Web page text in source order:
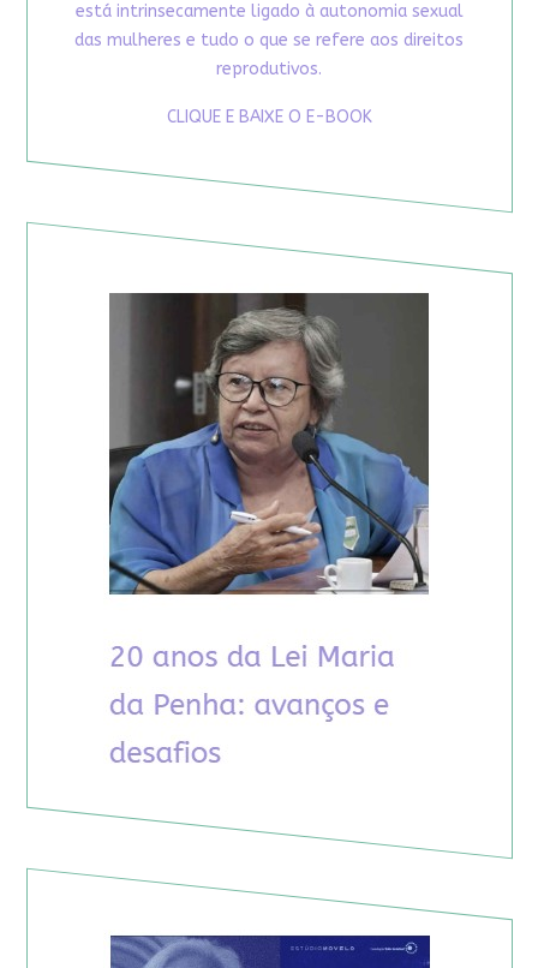
está intrinsecamente ligado à autonomia sexual
das mulheres e tudo o que se refere aos direitos
reprodutivos.
CLIQUE E BAIXE O E-BOOK